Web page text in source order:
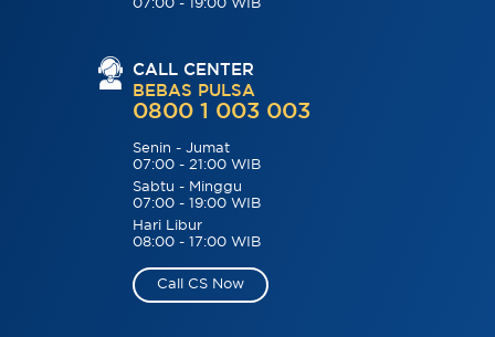
07:00 - 19:00 WIB
CALL CENTER
BEBAS PULSA
0800 1 003 003
Senin - Jumat
07:00 - 21:00 WIB
Sabtu - Minggu
07:00 - 19:00 WIB
Hari Libur
08:00 - 17:00 WIB
Call CS Now